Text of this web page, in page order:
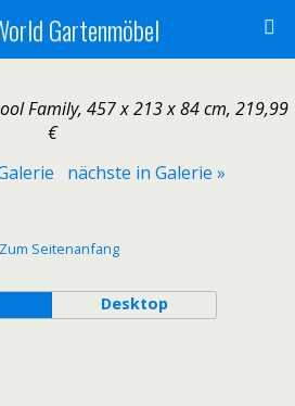
Gartenmöbel
Family, 457 x 213 x 84 cm, 219,99
€
nächste in Galerie »
Zum Seitenanfang
Desktop